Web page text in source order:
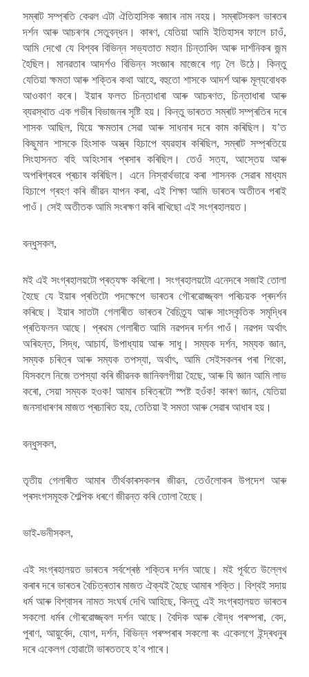
সম্ৰাট সম্প্ৰতি কেৱল এটা ঐতিহাসিক ৰজাৰ নাম নহয়। সম্ৰাটসকল ভাৰতৰ
দৰ্শন আৰু আচৰণৰ সেতুবন্ধন। কাৰণ, যেতিয়া আমি ইতিহাসৰ ফালে চাওঁ,
আমি দেখো যে বিশ্বৰ বিভিন্ন সভ্যতাত মহান চিন্তাবিদ আৰু দাৰ্শনিকৰ জন্ম
হৈছিল। মানৱতাৰ আদৰ্শও বিভিন্ন সংজ্ঞাৰ মাজেৰে গঢ় লৈ উঠে। কিন্তু
যেতিয়া ক্ষমতা আৰু শক্তিৰ কথা আহে, বহুতো শাসকে আদৰ্শ আৰু মূল্যবোধক
আওকাণ কৰে। ইয়াৰ ফলত চিন্তাধাৰা আৰু আচৰণত, চিন্তাধাৰা আৰু
ব্যৱস্থাত এক গভীৰ বিভাজনৰ সৃষ্টি হয়। কিন্তু ভাৰতত সম্ৰাট সম্প্ৰতিৰ দৰে
শাসক আছিল, যিয়ে ক্ষমতাৰ সেৱা আৰু সাধনাৰ দৰে কাম কৰিছিল। য’ত
কিছুমান শাসকে হিংসাক অস্ত্ৰ হিচাপে ব্যৱহাৰ কৰিছিল, সম্ৰাট সম্প্ৰতিয়ে
সিংহাসনত বহি অহিংসাৰ প্ৰসাৰ কৰিছিল। তেওঁ সত্য, আস্তেয় আৰু
অপৰিগ্ৰহৰ প্ৰচাৰ কৰিছিল। এনে নিস্বাৰ্থভাৱে কৰা শাসনক সেৱাৰ মাধ্যম
হিচাপে গ্ৰহণ কৰি জীৱন যাপন কৰা, এই শিক্ষা আমি ভাৰতৰ অতীতৰ পৰাই
পাওঁ। সেই অতীতক আমি সংৰক্ষণ কৰি ৰাখিছো এই সংগ্ৰহালয়ত।
বন্ধুসকল,
মই এই সংগ্ৰহালয়টো প্ৰত্যক্ষ কৰিলো। সংগ্ৰহালয়টো এনেদৰে সজাই তোলা
হৈছে যে ইয়াৰ প্ৰতিটো পদক্ষেপে ভাৰতৰ গৌৰৱোজ্জ্বল পৰিচয়ক প্ৰদৰ্শন
কৰিছে। ইয়াৰ সাতটা গেলাৰীত ভাৰতৰ বৈচিত্ৰ্য আৰু সাংস্কৃতিক সমৃদ্ধিৰ
প্ৰতিফলন আছে। প্ৰথম গেলাৰীত আমি নৱপদৰ দৰ্শন পাওঁ। নৱপদ অৰ্থাৎ
অৰিহন্ত, সিদ্ধ, আচাৰ্য, উপাধ্যায় আৰু সাধু। সম্যক দৰ্শন, সম্যক জ্ঞান,
সম্যক চৰিত্ৰ আৰু সম্যক তপস্যা, অৰ্থাৎ, আমি সেইসকলৰ পৰা শিকো,
যিসকলে নিজে তপস্যা কৰি জীৱনক জানিবলগীয়া হৈছে, আৰু যি জ্ঞান আমি লাভ
কৰো, সেয়া সম্যক হওক! আমাৰ চৰিত্ৰটো স্পষ্ট হওঁক! কাৰণ জ্ঞান, যেতিয়া
জনসাধাৰণৰ মাজত প্ৰচাৰিত হয়, তেতিয়া ই সমতা আৰু সেৱাৰ আধাৰ হয়।
বন্ধুসকল,
তৃতীয় গেলাৰীত আমাৰ তীৰ্থকাৰসকলৰ জীৱন, তেওঁলোকৰ উপদেশ আৰু
প্ৰসংগসমূহক শৈল্পিক ধৰণে জীৱন্ত কৰি তোলা হৈছে।
ভাই-ভনীসকল,
এই সংগ্ৰহালয়ত ভাৰতৰ সৰ্বশ্ৰেষ্ঠ শক্তিৰ দৰ্শন আছে। মই পূৰ্বতে উল্লেখ
কৰাৰ দৰে ভাৰতৰ বৈচিত্ৰতাৰ মাজত ঐক্যই হৈছে আমাৰ শক্তি। বিশ্বই সদায়
ধৰ্ম আৰু বিশ্বাসৰ নামত সংঘৰ্ষ দেখি আহিছে, কিন্তু এই সংগ্ৰহালয়ত ভাৰতৰ
সকলো ধৰ্মৰ গৌৰৱোজ্জ্বল দৰ্শন আছে। বৈদিক আৰু বৌদ্ধ পৰম্পৰা, বেদ,
পুৰাণ, আয়ুৰ্বেদ, যোগ, দৰ্শন, বিভিন্ন পৰম্পৰাৰ সকলো ৰং একেলগে ইন্দ্ৰধনুৰ
দৰে একেলগ হোৱাটো ভাৰততহে হ’ব পাৰে।